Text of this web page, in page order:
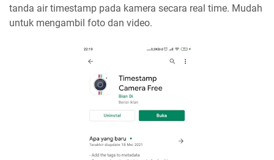
tanda air timestamp pada kamera secara real time. Mudah
untuk mengambil foto dan video.